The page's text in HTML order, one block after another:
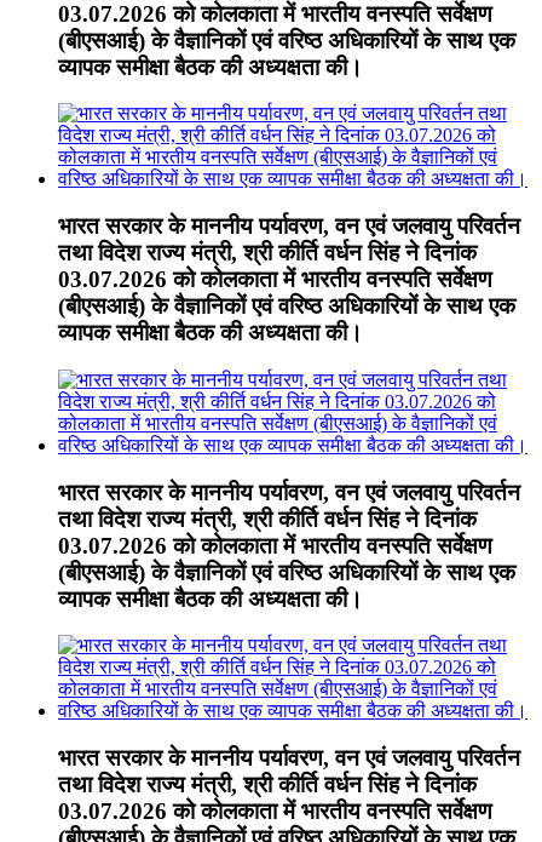
03.07.2026 को कोलकाता में भारतीय वनस्पति सर्वेक्षण
(बीएसआई) के वैज्ञानिकों एवं वरिष्ठ अधिकारियों के साथ एक
व्यापक समीक्षा बैठक की अध्यक्षता की।
भारत सरकार के माननीय पर्यावरण, वन एवं जलवायु परिवर्तन
तथा विदेश राज्य मंत्री, श्री कीर्ति वर्धन सिंह ने दिनांक
03.07.2026 को कोलकाता में भारतीय वनस्पति सर्वेक्षण
(बीएसआई) के वैज्ञानिकों एवं वरिष्ठ अधिकारियों के साथ एक
व्यापक समीक्षा बैठक की अध्यक्षता की।
भारत सरकार के माननीय पर्यावरण, वन एवं जलवायु परिवर्तन
तथा विदेश राज्य मंत्री, श्री कीर्ति वर्धन सिंह ने दिनांक
03.07.2026 को कोलकाता में भारतीय वनस्पति सर्वेक्षण
(बीएसआई) के वैज्ञानिकों एवं वरिष्ठ अधिकारियों के साथ एक
व्यापक समीक्षा बैठक की अध्यक्षता की।
भारत सरकार के माननीय पर्यावरण, वन एवं जलवायु परिवर्तन
तथा विदेश राज्य मंत्री, श्री कीर्ति वर्धन सिंह ने दिनांक
03.07.2026 को कोलकाता में भारतीय वनस्पति सर्वेक्षण